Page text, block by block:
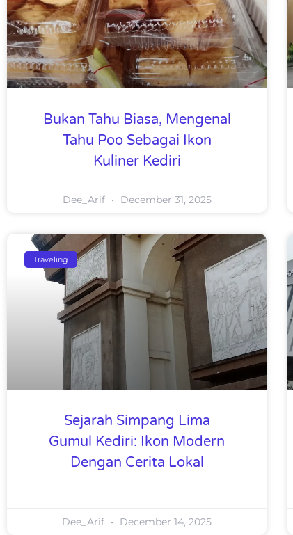
Bukan Tahu Biasa, Mengenal
Tahu Poo Sebagai Ikon
Kuliner Kediri
Dee_Arif December 31, 2025
Traveling
Sejarah Simpang Lima
Gumul Kediri: Ikon Modern
Dengan Cerita Lokal
Dee_Arif December 14, 2025